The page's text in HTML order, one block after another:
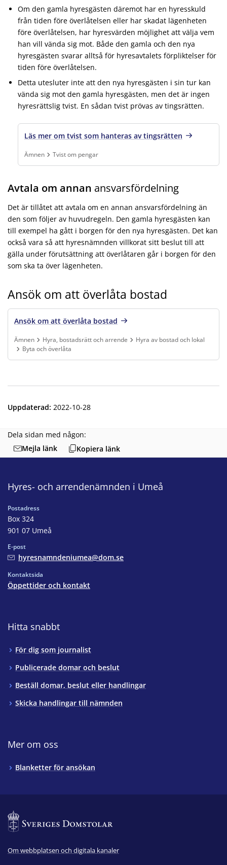
Om den gamla hyresgästen däremot har en hyresskuld
från tiden före överlåtelsen eller har skadat lägenheten
före överlåtelsen, har hyresvärden möjlighet att välja vem
han vill vända sig mot. Både den gamla och den nya
hyresgästen svarar alltså för hyresavtalets förpliktelser för
tiden före överlåtelsen.
Detta utesluter inte att den nya hyresgästen i sin tur kan
vända sig mot den gamla hyresgästen, men det är ingen
hyresrättslig tvist. En sådan tvist prövas av tingsrätten.
Läs mer om tvist som hanteras av tingsrätten
Ämnen
Tvist om pengar
Finns under:Ämnen, Tvist om pengar.
Avtala om annan ansvarsfördelning
Det är tillåtet att avtala om en annan ansvarsfördelning än
den som följer av huvudregeln. Den gamla hyresgästen kan
till exempel ha gått i borgen för den nya hyresgästen. Det kan
också vara så att hyresnämnden villkorat sitt beslut till att
gälla under förutsättning att överlåtaren går i borgen för den
som ska ta över lägenheten.
Ansök om att överlåta bostad
Ansök om att överlåta bostad
Ämnen Hyra, bostadsrätt och arrende
Hyra av bostad och lokal
Byta och överlåta
Finns under:Ämnen, Hyra, bostadsrätt och arrende, Hyra av bostad och
Uppdaterad: 2022-10-28
Dela sidan med någon:
Mejla länk
Kopiera länk
Hyres- och arrendenämnden i Umeå
Postadress
Box 324
901 07 Umeå
E-post
hyresnamndeniumea@dom.se
Kontaktsida
Öppettider och kontakt
Hitta snabbt
För dig som journalist
Publicerade domar och beslut
Beställ domar, beslut eller handlingar
Skicka handlingar till nämnden
Mer om oss
Blanketter för ansökan
Om webbplatsen och digitala kanaler